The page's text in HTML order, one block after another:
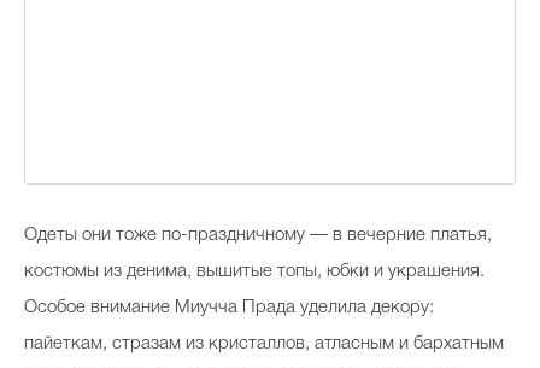
Одеты они тоже по-праздничному — в вечерние платья,
костюмы из денима, вышитые топы, юбки и украшения.
Особое внимание Миучча Прада уделила декору:
пайеткам, стразам из кристаллов, атласным и бархатным